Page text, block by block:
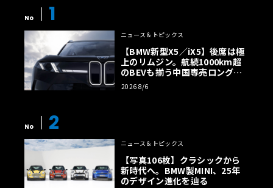
No 1
ニュース＆トピックス
【BMW新型X5／iX5】後席は極
上のリムジン。航続1000km超
のBEVも揃う中国専売ロング仕
様の全貌
2026 8/6
No 2
ニュース＆トピックス
【写真106枚】クラシックから
新時代へ。BMW製MINI、25年
のデザイン進化を辿る